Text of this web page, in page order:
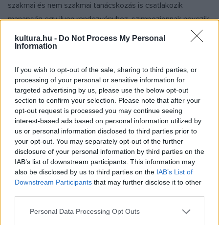
kultura.hu - Do Not Process My Personal
Information
If you wish to opt-out of the sale, sharing to third parties, or
processing of your personal or sensitive information for
targeted advertising by us, please use the below opt-out
section to confirm your selection. Please note that after your
opt-out request is processed you may continue seeing
interest-based ads based on personal information utilized by
us or personal information disclosed to third parties prior to
your opt-out. You may separately opt-out of the further
disclosure of your personal information by third parties on the
IAB’s list of downstream participants. This information may
also be disclosed by us to third parties on the IAB’s List of
Downstream Participants that may further disclose it to other
Please note that this website/app uses one or more Google
Personal Data Processing Opt Outs
szakmai és nem szakmai tanácskozás is csatlakozik
manapság egy ilyen rendezvényhez, szimpozionnak nevezik
őket. A felsőörsi mediterrán hangulatú helyszínen
létrehozott szimpozion első résztvevői finn és magyar
miként hajdan egy-egy művésztelepen, kézjegyével látott el
egy-egy palettát. (Érdemes megjegyezni, hogy azóta
tovább folytatódott, bővült a Felsőörsön működő
művésztelep, többek között erdélyi művészekkel is, és
ebben az évben, helyszínt váltva ezért rendezték meg itt
találkozójukat a művészek.) Vannak festők,
képzőművészek, akik ma is kizárólag egy-egy munkájukhoz
használnak egy-egy palettát. Így ez tükrözi annak
színvilágát, a rajtuk kikevert festékfoltok alkalmasint ráírt
dátummal, címmel az adott mű "festészeti dokumentumai" -
ilyen Péterfy Gizella kézlenyomattal ellátott, ebben az